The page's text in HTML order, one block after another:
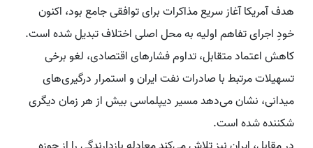
هدف آمریکا آغاز سریع مذاکرات برای توافقی جامع بود، اکنون
خودِ اجرای تفاهم اولیه به محل اصلی اختلاف تبدیل شده است.
کاهش اعتماد متقابل، تداوم فشارهای اقتصادی، لغو برخی
تسهیلات مرتبط با صادرات نفت ایران و استمرار درگیری‌های
میدانی، نشان می‌دهد مسیر دیپلماسی بیش از هر زمان دیگری
شکننده شده است.